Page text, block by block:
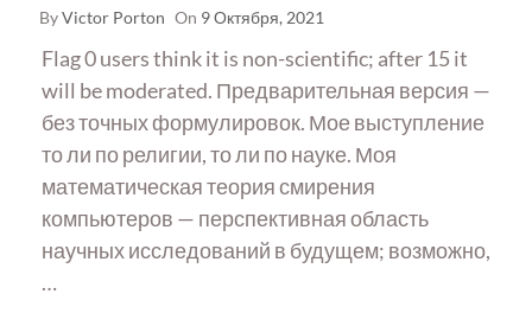
ByVictor Porton On 9 Октября, 2021
Flag 0 users think it is non-scientific; after 15 it
will be moderated. Предварительная версия —
без точных формулировок. Мое выступление
то ли по религии, то ли по науке. Моя
математическая теория смирения
компьютеров — перспективная область
научных исследований в будущем; возможно,
…